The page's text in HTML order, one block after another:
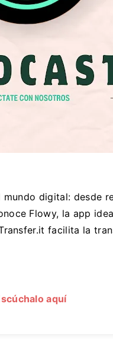
digital: desde
Flowy, la app
facilita la
aquí